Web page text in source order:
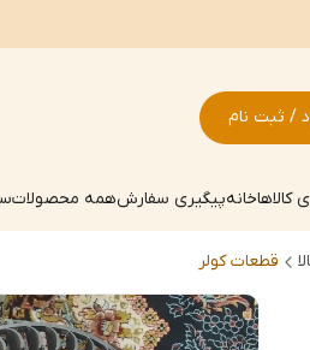
/ ثبت نام
کالاهاخانهپیگیری سفارشهمه محصولات
قطعات کولر